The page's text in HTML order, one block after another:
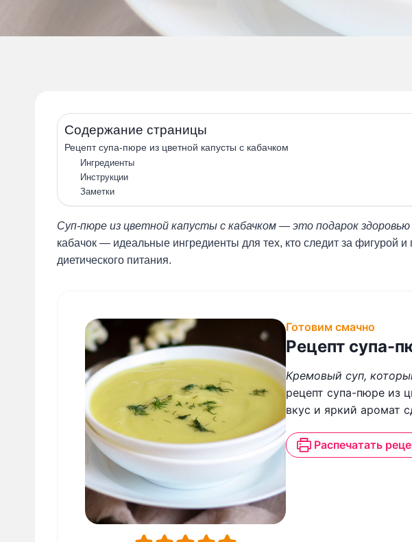
Содержание страницы
Рецепт супа-пюре из цветной капусты с кабачком
Ингредиенты
Инструкции
Заметки
Суп-пюре из цветной капусты с кабачком — это подарок здоровью
кабачок — идеальные ингредиенты для тех, кто следит за фигурой
диетического питания.
Готовим смачно
Рецепт супа-
Кремовый суп,
рецепт супа-пюре из
вкус и яркий аромат
Распечатать